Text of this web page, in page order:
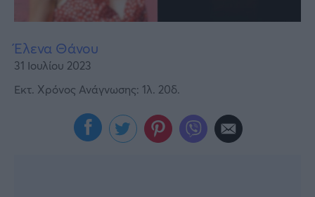
Έλενα Θάνου
31 Ιουλίου 2023
Εκτ. Χρόνος Ανάγνωσης: 1λ. 20δ.